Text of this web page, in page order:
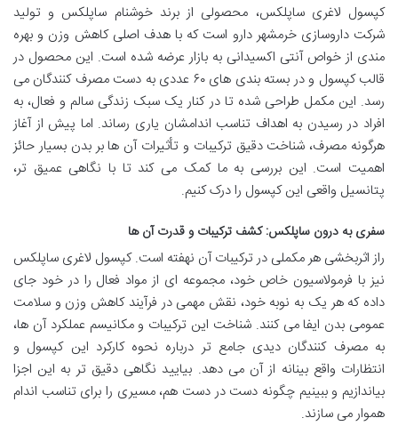
کپسول لاغری ساپلکس، محصولی از برند خوشنام ساپلکس و تولید
شرکت داروسازی خرمشهر دارو است که با هدف اصلی کاهش وزن و بهره
مندی از خواص آنتی اکسیدانی به بازار عرضه شده است. این محصول در
قالب کپسول و در بسته بندی های ۶۰ عددی به دست مصرف کنندگان می
رسد. این مکمل طراحی شده تا در کنار یک سبک زندگی سالم و فعال، به
افراد در رسیدن به اهداف تناسب اندامشان یاری رساند. اما پیش از آغاز
هرگونه مصرف، شناخت دقیق ترکیبات و تأثیرات آن ها بر بدن بسیار حائز
اهمیت است. این بررسی به ما کمک می کند تا با نگاهی عمیق تر،
پتانسیل واقعی این کپسول را درک کنیم.
سفری به درون ساپلکس: کشف ترکیبات و قدرت آن ها
راز اثربخشی هر مکملی در ترکیبات آن نهفته است. کپسول لاغری ساپلکس
نیز با فرمولاسیون خاص خود، مجموعه ای از مواد فعال را در خود جای
داده که هر یک به نوبه خود، نقش مهمی در فرآیند کاهش وزن و سلامت
عمومی بدن ایفا می کنند. شناخت این ترکیبات و مکانیسم عملکرد آن ها،
به مصرف کنندگان دیدی جامع تر درباره نحوه کارکرد این کپسول و
انتظارات واقع بینانه از آن می دهد. بیایید نگاهی دقیق تر به این اجزا
بیاندازیم و ببینیم چگونه دست در دست هم، مسیری را برای تناسب اندام
هموار می سازند.